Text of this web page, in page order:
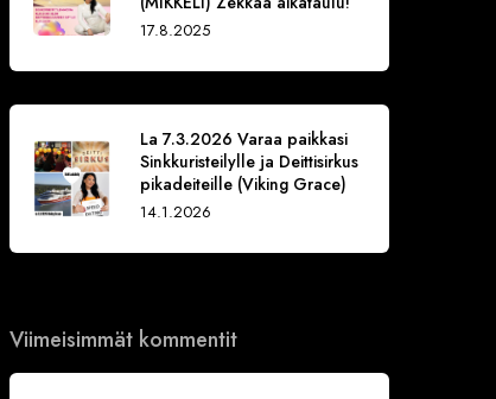
17.8.2025
La 7.3.2026 Varaa paikkasi
Sinkkuristeilylle ja Deittisirkus
pikadeiteille (Viking Grace)
14.1.2026
Viimeisimmät kommentit